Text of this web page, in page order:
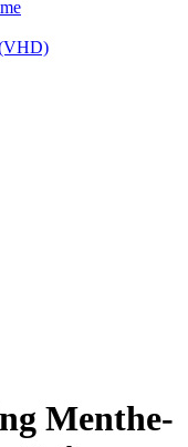
Menthe-